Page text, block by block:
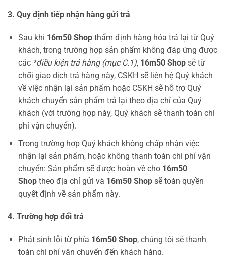
3. Quy định tiếp nhận hàng gửi trả
Sau khi 16m50 Shopthẩm định hàng hóa trả lại từ Quý
khách, trong trường hợp sản phẩm không đáp ứng được
các *điều kiện trả hàng (mục C.1), 16m50 Shopsẽ từ
chối giao dịch trả hàng này, CSKH sẽ liên hệ Quý khách
về việc nhận lại sản phẩm hoặc CSKH sẽ hỗ trợ Quý
khách chuyển sản phẩm trả lại theo địa chỉ của Quý
khách (với trường hợp này, Quý khách sẽ thanh toán chi
phí vận chuyển).
Trong trường hợp Quý khách không chấp nhận việc
nhận lại sản phẩm, hoặc không thanh toán chi phí vận
chuyển: Sản phẩm sẽ được hoàn về cho 16m50
Shoptheo địa chỉ gửi và 16m50 Shopsẽ toàn quyền
quyết định về sản phẩm này.
4. Trường hợp đổi trả
Phát sinh lỗi từ phía 16m50 Shop, chúng tôi sẽ thanh
toán chi phí vận chuyển đến khách hàng.